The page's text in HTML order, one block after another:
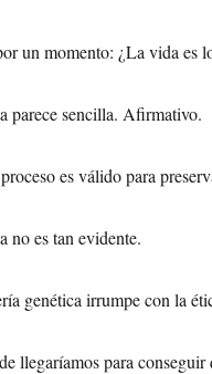
un momento: ¿La vida es
parece sencilla. Afirmativo.
es válido para
no es tan evidente.
genética irrumpe con la
llegaríamos para